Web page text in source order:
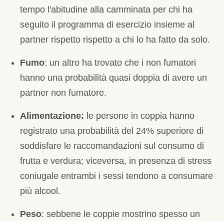
tempo l'abitudine alla camminata per chi ha
seguito il programma di esercizio insieme al
partner rispetto rispetto a chi lo ha fatto da solo.
Fumo: un altro ha trovato che i non fumatori
hanno una probabilità quasi doppia di avere un
partner non fumatore.
Alimentazione: le persone in coppia hanno
registrato una probabilità del 24% superiore di
soddisfare le raccomandazioni sul consumo di
frutta e verdura; viceversa, in presenza di stress
coniugale entrambi i sessi tendono a consumare
più alcool.
Peso: sebbene le coppie mostrino spesso un